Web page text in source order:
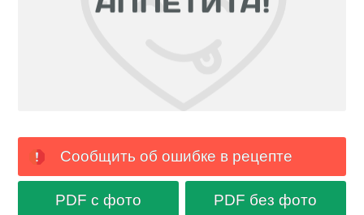
Сообщить об ошибке в рецепте
PDF с фото PDF без фото